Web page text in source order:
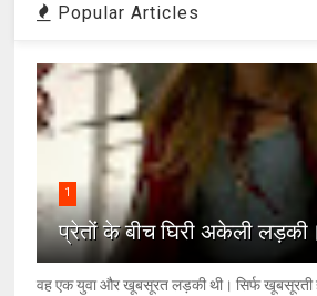
Popular Articles
1
प्रेतों के बीच घिरी अकेली लड़की।
वह एक युवा और खूबसूरत लड़की थी। सिर्फ खूबसूरती